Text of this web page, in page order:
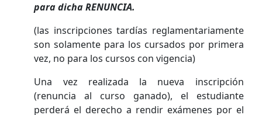
para dicha RENUNCIA.
(las inscripciones tardías reglamentariamente
son solamente para los cursados por primera
vez, no para los cursos con vigencia)
Una vez realizada la nueva inscripción
(renuncia al curso ganado), el estudiante
perderá el derecho a rendir exámenes por el